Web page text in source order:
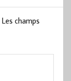
Les champs